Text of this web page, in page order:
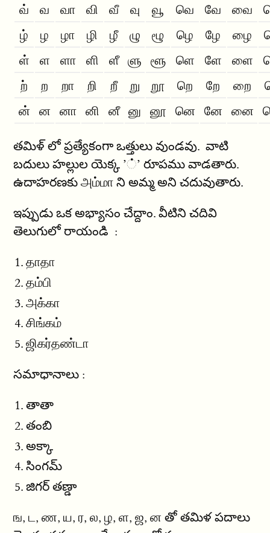
வ்
வ வா வி வீ வு வூ வெ வே வை
ழ்
ழ ழா ழி ழீ ழு ழூ ழெ ழே ழை
ள்
ள ளா ளி ளீ ளு ளூ ளெ ளே ளை
ற்
ற றா றி றீ று றூ றெ றே றை
ன்
ன னா னி னீ னு னூ னெ னே னை
తమిళ్ లో ప్రత్యేకంగా ఒత్తులు వుండవు. వాటి
బదులు హల్లుల యెక్క ’்’ రూపము వాడతారు.
ఉదాహరణకు அம்மா ని అమ్మ అని చదువుతారు.
ఇప్పుడు ఒక అభ్యాసం చేద్దాం. వీటిని చదివి
తెలుగులో రాయండి :
தாதா
தம்பி
அக்கா
சிங்கம்
ஜிகர்தண்டா
సమాధానాలు :
తాతా
తంబి
అక్కా
సింగమ్
జిగర్ తణ్డా
ங, ட, ண, ய, ர, ல, ழ, ள, ஜ, ன తో తమిళ పదాలు